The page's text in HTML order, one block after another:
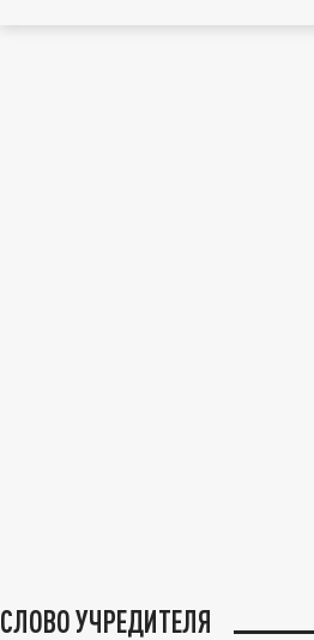
СЛОВО УЧРЕДИТЕЛЯ